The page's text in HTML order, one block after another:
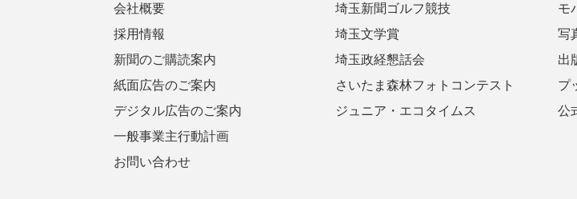
会社概要
採用情報
新聞のご購読案内
紙面広告のご案内
デジタル広告のご案内
一般事業主行動計画
お問い合わせ
埼玉新聞ゴルフ競技
埼玉文学賞
埼玉政経懇話会
さいたま森林フォトコンテスト
ジュニア・エコタイムス
モ
写
出
プ
公